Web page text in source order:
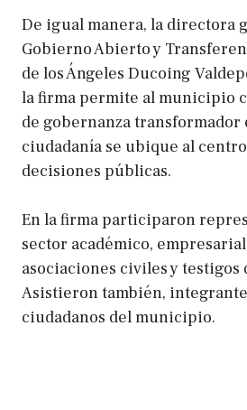
De igual manera, la directora
Gobierno Abierto y
de los Ángeles Ducoing
la firma permite al municipio
de gobernanza transformador
ciudadanía se ubique al
decisiones públicas.
En la firma participaron
sector académico,
asociaciones civiles y testigos
Asistieron también,
ciudadanos del municipio.